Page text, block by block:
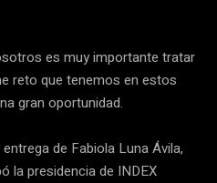
es muy importante tratar
reto que tenemos en estos
gran oportunidad.
de Fabiola Luna Ávila,
la presidencia de INDEX